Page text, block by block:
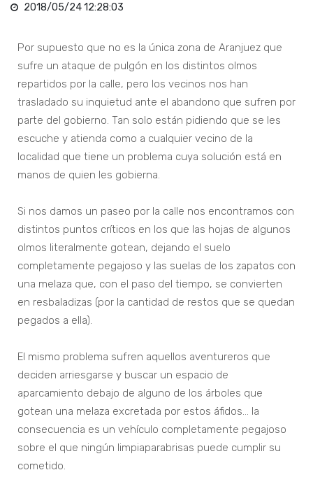
2018/05/24 12:28:03
Por supuesto que no es la única zona de Aranjuez que
sufre un ataque de pulgón en los distintos olmos
repartidos por la calle, pero los vecinos nos han
trasladado su inquietud ante el abandono que sufren por
parte del gobierno. Tan solo están pidiendo que se les
escuche y atienda como a cualquier vecino de la
localidad que tiene un problema cuya solución está en
manos de quien les gobierna.
Si nos damos un paseo por la calle nos encontramos con
distintos puntos críticos en los que las hojas de algunos
olmos literalmente gotean, dejando el suelo
completamente pegajoso y las suelas de los zapatos con
una melaza que, con el paso del tiempo, se convierten
en resbaladizas (por la cantidad de restos que se quedan
pegados a ella).
El mismo problema sufren aquellos aventureros que
deciden arriesgarse y buscar un espacio de
aparcamiento debajo de alguno de los árboles que
gotean una melaza excretada por estos áfidos… la
consecuencia es un vehículo completamente pegajoso
sobre el que ningún limpiaparabrisas puede cumplir su
cometido.